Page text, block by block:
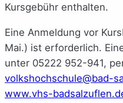
Kursgebühr enthalten.
Eine Anmeldung vor
Mai.) ist erforderlich.
unter 05222 952-941,
volkshochschule@bad-
www.vhs-